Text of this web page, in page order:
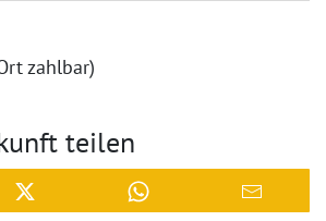
ermöglicht. Die
dem Stockacher
zahlbar)
teilen